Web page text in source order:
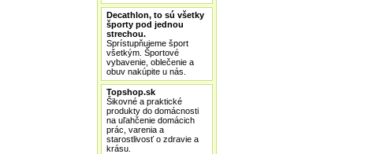
Decathlon, to sú všetky
športy pod jednou
strechou.
Sprístupňujeme šport
všetkým. Športové
vybavenie, oblečenie a
obuv nakúpite u nás.
Topshop.sk
Šikovné a praktické
produkty do domácnosti
na uľahčenie domácich
prác, varenia a
starostlivosť o zdravie a
krásu.